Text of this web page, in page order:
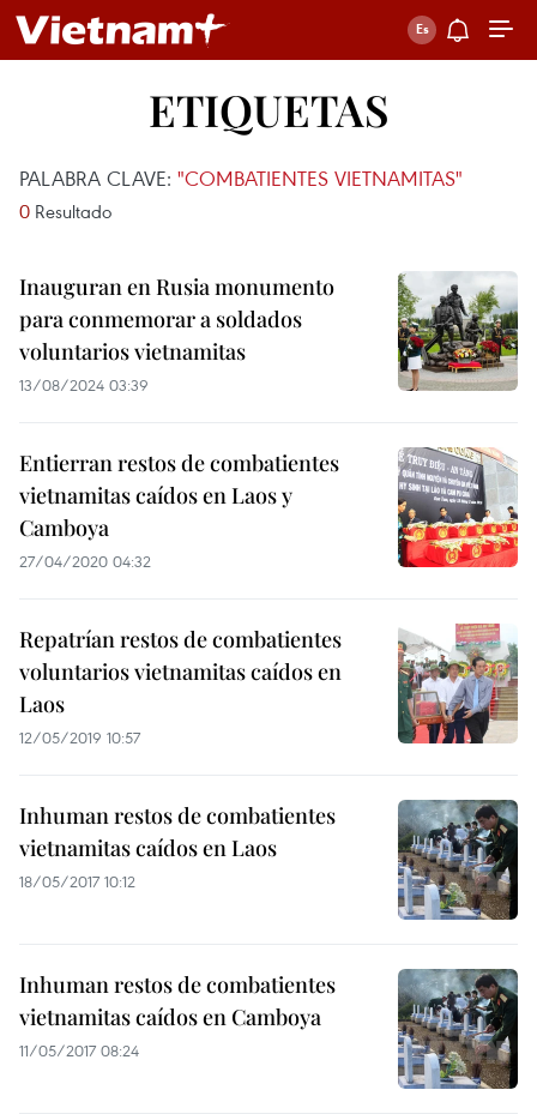
ETIQUETAS
PALABRA CLAVE: "COMBATIENTES VIETNAMITAS"
0 Resultado
Inauguran en Rusia monumento
para conmemorar a soldados
voluntarios vietnamitas
13/08/2024 03:39
Entierran restos de combatientes
vietnamitas caídos en Laos y
Camboya
27/04/2020 04:32
Repatrían restos de combatientes
voluntarios vietnamitas caídos en
Laos
12/05/2019 10:57
Inhuman restos de combatientes
vietnamitas caídos en Laos
18/05/2017 10:12
Inhuman restos de combatientes
vietnamitas caídos en Camboya
11/05/2017 08:24